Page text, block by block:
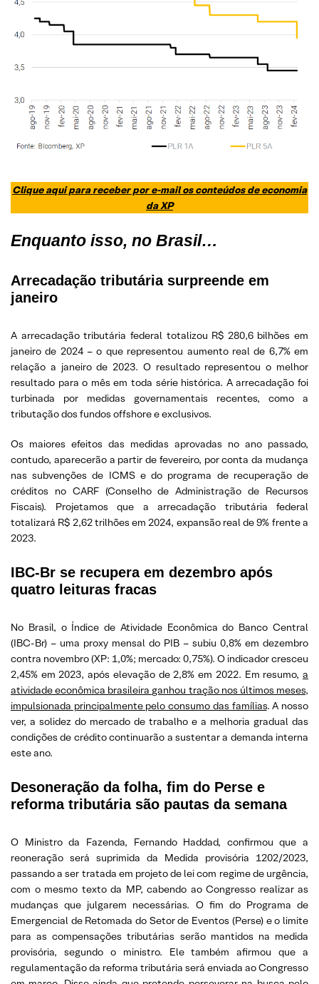
Clique aqui para receber por e-mail os conteúdos de economia
da XP
Enquanto isso, no Brasil…
Arrecadação tributária surpreende em
janeiro
A arrecadação tributária federal totalizou R$ 280,6 bilhões em
janeiro de 2024 – o que representou aumento real de 6,7% em
relação a janeiro de 2023. O resultado representou o melhor
resultado para o mês em toda série histórica. A arrecadação foi
turbinada por medidas governamentais recentes, como a
tributação dos fundos offshore e exclusivos.
Os maiores efeitos das medidas aprovadas no ano passado,
contudo, aparecerão a partir de fevereiro, por conta da mudança
nas subvenções de ICMS e do programa de recuperação de
créditos no CARF (Conselho de Administração de Recursos
Fiscais). Projetamos que a arrecadação tributária federal
totalizará R$ 2,62 trilhões em 2024, expansão real de 9% frente a
2023.
IBC-Br se recupera em dezembro após
quatro leituras fracas
No Brasil, o Índice de Atividade Econômica do Banco Central
(IBC-Br) – uma proxy mensal do PIB – subiu 0,8% em dezembro
contra novembro (XP: 1,0%; mercado: 0,75%). O indicador cresceu
2,45% em 2023, após elevação de 2,8% em 2022. Em resumo, a
atividade econômica brasileira ganhou tração nos últimos meses,
impulsionada principalmente pelo consumo das famílias. A nosso
ver, a solidez do mercado de trabalho e a melhoria gradual das
condições de crédito continuarão a sustentar a demanda interna
este ano.
Desoneração da folha, fim do Perse e
reforma tributária são pautas da semana
O Ministro da Fazenda, Fernando Haddad, confirmou que a
reoneração será suprimida da Medida provisória 1202/2023,
passando a ser tratada em projeto de lei com regime de urgência,
com o mesmo texto da MP, cabendo ao Congresso realizar as
mudanças que julgarem necessárias. O fim do Programa de
Emergencial de Retomada do Setor de Eventos (Perse) e o limite
para as compensações tributárias serão mantidos na medida
provisória, segundo o ministro. Ele também afirmou que a
regulamentação da reforma tributária será enviada ao Congresso